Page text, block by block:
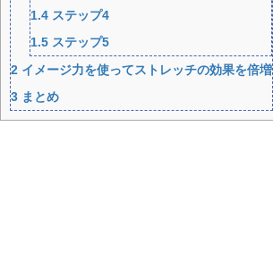
1.4 ステップ4
1.5 ステップ5
2 イメージ力を使ってストレッチの効果を倍増
3 まとめ